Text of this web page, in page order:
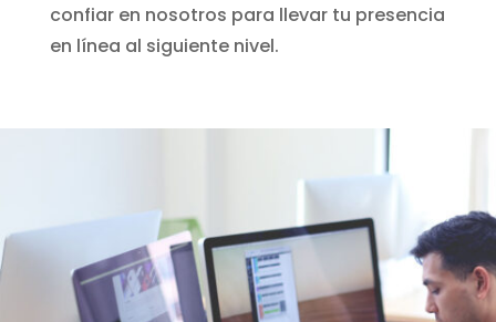
confiar en nosotros para llevar tu presencia
en línea al siguiente nivel.